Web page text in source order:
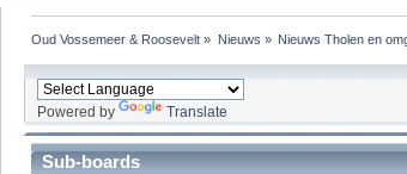
Oud Vossemeer & Roosevelt » Nieuws » Nieuws Tholen en
Powered by Translate
Sub-boards